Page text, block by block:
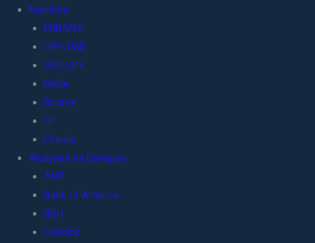
Marchés
EUR/USD
GBP/USD
USD/JPY
Dollar
Bourse
Or
Pétrole
Analyses de Banques
ANZ
Bank of America
BBH
Citibank